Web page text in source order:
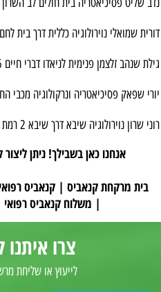
דורית שמואלי נוירולוגיה כללית דרך בית לחם 75 ירושלים 02-5457111
גילת שנהב זלצמן פנימית לניאדו דברי חיים 16 נתניה 09-8604666
יורי שפאק פסיכיאטריה ונרקולוגיה מכבי החרוב 11 נתניה 052-
רוני שרון נוירולוגיה שיבא דרך שיבא 2 רמת גן 052-3433900
אנחנו כאן בשבילך! ניתן
בית מרקחת קנאביס | קנאביס
| משלוח קנאביס
צרו
לייעוץ או שליחת